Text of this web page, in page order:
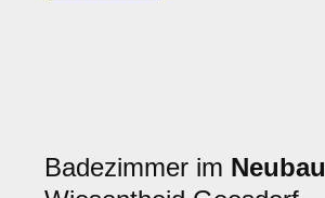
Badezimmer im Neubau